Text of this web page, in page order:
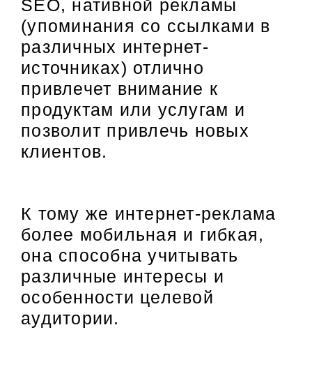
SEO, нативной рекламы
(упоминания со ссылками в
различных интернет-
источниках) отлично
привлечет внимание к
продуктам или услугам и
позволит привлечь новых
клиентов.
К тому же интернет-реклама
более мобильная и гибкая,
она способна учитывать
различные интересы и
особенности целевой
аудитории.